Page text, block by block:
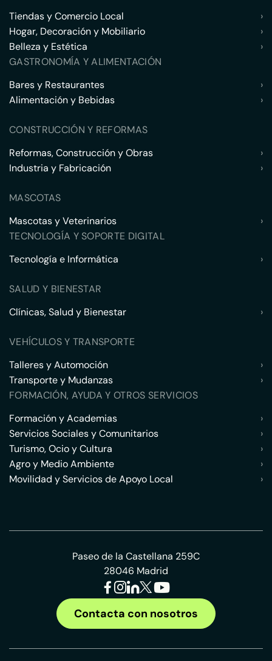
Tiendas y Comercio Local
›
Hogar, Decoración y Mobiliario
›
Belleza y Estética
›
GASTRONOMÍA Y ALIMENTACIÓN
Bares y Restaurantes
›
Alimentación y Bebidas
›
CONSTRUCCIÓN Y REFORMAS
Reformas, Construcción y Obras
›
Industria y Fabricación
›
MASCOTAS
Mascotas y Veterinarios
›
TECNOLOGÍA Y SOPORTE DIGITAL
Tecnología e Informática
›
SALUD Y BIENESTAR
Clínicas, Salud y Bienestar
›
VEHÍCULOS Y TRANSPORTE
Talleres y Automoción
›
Transporte y Mudanzas
›
FORMACIÓN, AYUDA Y OTROS SERVICIOS
Formación y Academias
›
Servicios Sociales y Comunitarios
›
Turismo, Ocio y Cultura
›
Agro y Medio Ambiente
›
Movilidad y Servicios de Apoyo Local
›
Paseo de la Castellana 259C
28046 Madrid
Contacta con nosotros